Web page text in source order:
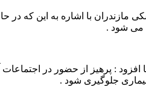
مازندران با اشاره به این که در
می شود .
افزود : پرهیز از حضور در
بیماری جلوگیری شود .